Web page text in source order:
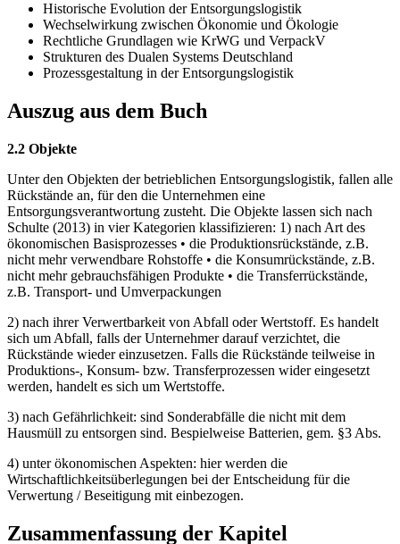
Historische Evolution der Entsorgungslogistik
Wechselwirkung zwischen Ökonomie und Ökologie
Rechtliche Grundlagen wie KrWG und VerpackV
Strukturen des Dualen Systems Deutschland
Prozessgestaltung in der Entsorgungslogistik
Auszug aus dem Buch
2.2 Objekte
Unter den Objekten der betrieblichen Entsorgungslogistik, fallen alle
Rückstände an, für den die Unternehmen eine
Entsorgungsverantwortung zusteht. Die Objekte lassen sich nach
Schulte (2013) in vier Kategorien klassifizieren: 1) nach Art des
ökonomischen Basisprozesses • die Produktionsrückstände, z.B.
nicht mehr verwendbare Rohstoffe • die Konsumrückstände, z.B.
nicht mehr gebrauchsfähigen Produkte • die Transferrückstände,
z.B. Transport- und Umverpackungen
2) nach ihrer Verwertbarkeit von Abfall oder Wertstoff. Es handelt
sich um Abfall, falls der Unternehmer darauf verzichtet, die
Rückstände wieder einzusetzen. Falls die Rückstände teilweise in
Produktions-, Konsum- bzw. Transferprozessen wider eingesetzt
werden, handelt es sich um Wertstoffe.
3) nach Gefährlichkeit: sind Sonderabfälle die nicht mit dem
Hausmüll zu entsorgen sind. Bespielweise Batterien, gem. §3 Abs.
4) unter ökonomischen Aspekten: hier werden die
Wirtschaftlichkeitsüberlegungen bei der Entscheidung für die
Verwertung / Beseitigung mit einbezogen.
Zusammenfassung der Kapitel